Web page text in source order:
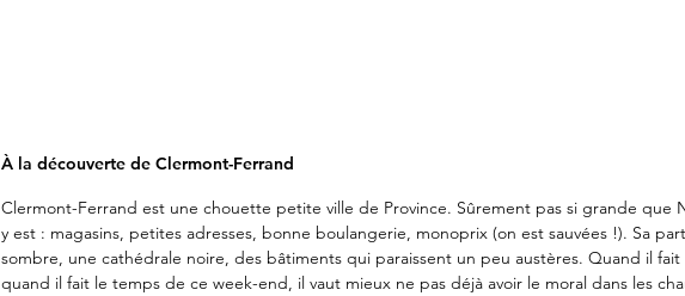
À la découverte de Clermont-Ferrand
Clermont-Ferrand est une chouette petite ville de Province. Sûrement pas si grande que
y est : magasins, petites adresses, bonne boulangerie, monoprix (on est sauvées !). Sa
sombre, une cathédrale noire, des bâtiments qui paraissent un peu austères. Quand il fait
quand il fait le temps de ce week-end, il vaut mieux ne pas déjà avoir le moral dans les